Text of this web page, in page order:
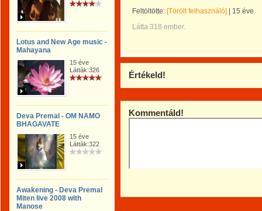
Lotus and New Age music -
Mahayana
15 éve
Látták:326
Deva Premal - OM NAMO
BHAGAVATE
15 éve
Látták:322
Awakening - Deva Premal
Miten live 2008 with
Manose
Feltöltötte: [Törölt felhasználó]
15 éve
Látta 318 ember.
Értékeld!
Kommentáld!